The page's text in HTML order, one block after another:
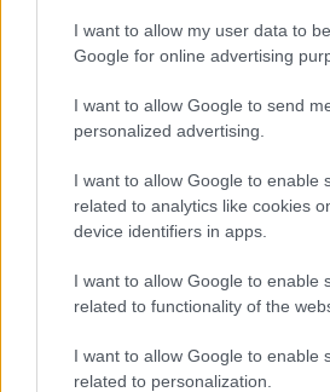
I want to allow my user data to
Google for online advertising
I want to allow Google to send
personalized advertising.
I want to allow Google to enable
related to analytics like cookies
device identifiers in apps.
I want to allow Google to enable
related to functionality of the
I want to allow Google to enable
related to personalization.
Ανησυχία για την έξαρση
σε τουριστικούς
Κεντρικό δελτίο
ΑΠΟΣΠΑΣΜΑΤΑ...|07.08.2026
Σέρρες: Νεκροί μητέρα
τροχαίο με φορτηγό